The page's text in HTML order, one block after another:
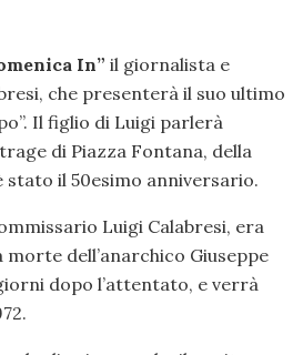
In” il giornalista e
che presenterà il suo ultimo
Il figlio di Luigi parlerà
di Piazza Fontana, della
stato il 50esimo anniversario.
Luigi Calabresi, era
dell’anarchico Giuseppe
dopo l’attentato, e verrà